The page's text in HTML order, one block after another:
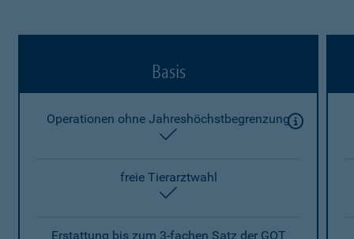
Basis
Operationen ohne Jahreshöchstbegrenzung
freie Tierarztwahl
Erstattung bis zum 3-fachen Satz der GOT